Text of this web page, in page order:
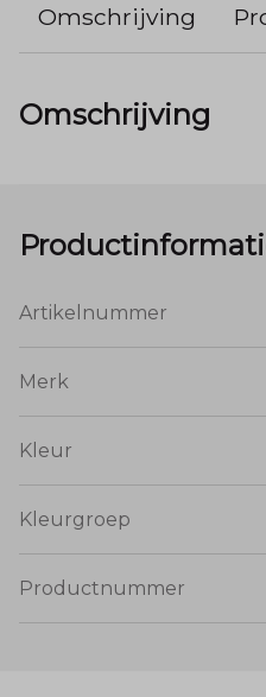
Omschrijving
Omschrijving
Artikelnummer
Merk
Kleur
Kleurgroep
Productnummer